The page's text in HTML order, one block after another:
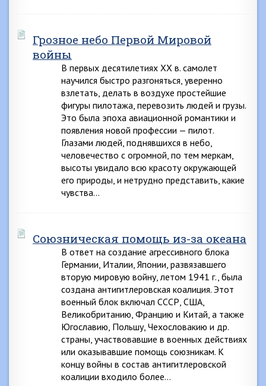
Грозное небо Первой Мировой
войны
В первых десятилетиях XX в. самолет
научился быстро разгоняться, уверенно
взлетать, делать в воздухе простейшие
фигуры пилотажа, перевозить людей и грузы.
Это была эпоха авиационной романтики и
появления новой профессии — пилот.
Глазами людей, поднявшихся в небо,
человечество с огромной, по тем меркам,
высоты увидало всю красоту окружающей
его природы, и нетрудно представить, какие
чувства…
Союзническая помощь из-за океана
В ответ на создание агрессивного блока
Германии, Италии, Японии, развязавшего
вторую мировую войну, летом 1941 г., была
создана антигитлеровская коалиция. Этот
военный блок включал СССР, США,
Великобританию, Францию и Китай, а также
Югославию, Польшу, Чехословакию и др.
страны, участвовавшие в военных действиях
или оказывавшие помощь союзникам. К
концу войны в состав антигитлеровской
коалиции входило более…